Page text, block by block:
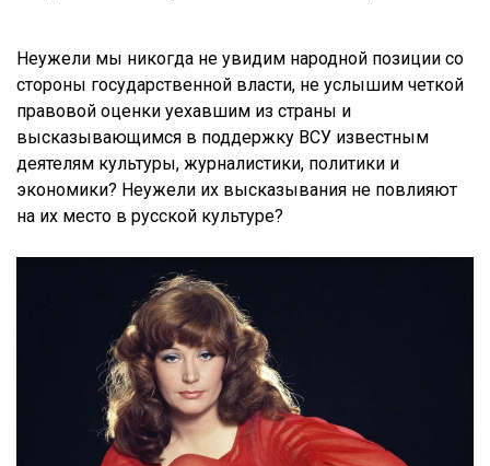
Неужели мы никогда не увидим народной позиции со
стороны государственной власти, не услышим четкой
правовой оценки уехавшим из страны и
высказывающимся в поддержку ВСУ известным
деятелям культуры, журналистики, политики и
экономики? Неужели их высказывания не повлияют
на их место в русской культуре?